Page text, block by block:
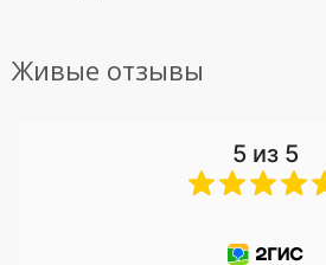
Живые отзывы
5 из 5